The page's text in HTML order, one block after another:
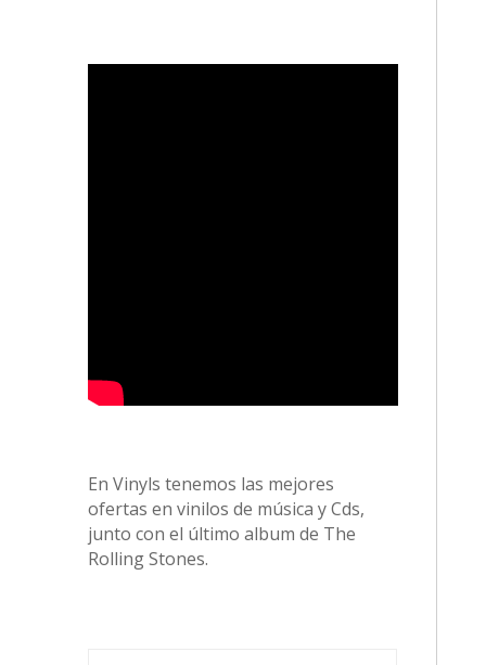
En Vinyls tenemos las mejores
ofertas en vinilos de música y Cds,
junto con el último album de The
Rolling Stones.